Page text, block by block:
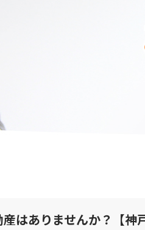
はありませんか？【神